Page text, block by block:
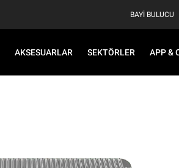
BAYI BULUCU
AKSESUARLAR SEKTÖRLER APP &